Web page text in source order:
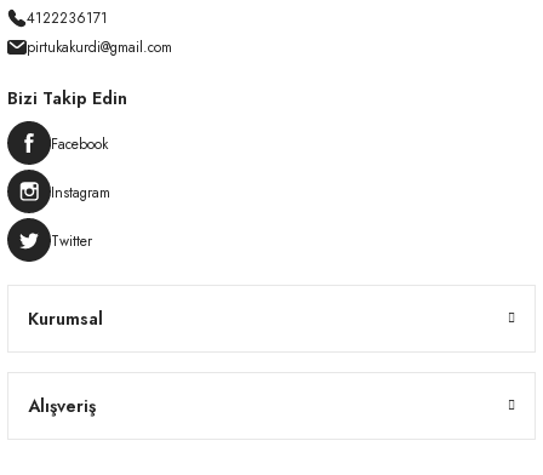
4122236171
pirtukakurdi@gmail.com
Kurumsal
Alışveriş
Bizi Takip Edin
Facebook
Instagram
Twitter